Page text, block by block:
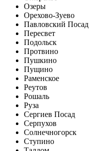
Озеры
Орехово-Зуево
Павловский Посад
Пересвет
Подольск
Протвино
Пушкино
Пущино
Раменское
Реутов
Рошаль
Руза
Сергиев Посад
Серпухов
Солнечногорск
Ступино